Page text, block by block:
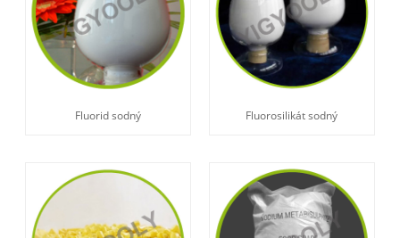
Fluorid sodný Fluorosilikát sodný